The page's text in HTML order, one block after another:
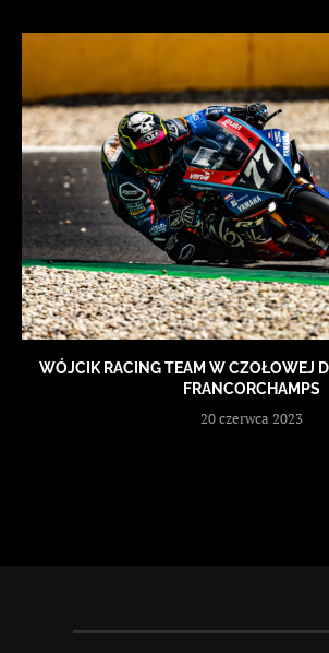
WÓJCIK RACING TEAM W CZOŁOWEJ
FRANCORCHAMPS
20 czerwca 2023